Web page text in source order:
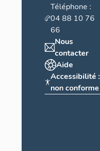
Téléphone :
04 88 10 76
66
Nous
contacter
Aide
Accessibilité :
non conforme